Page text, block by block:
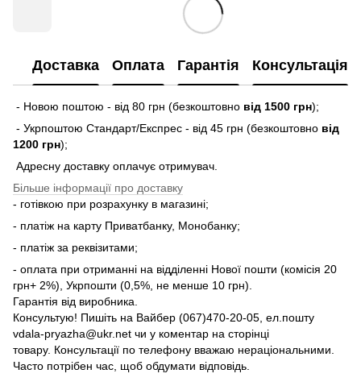
Доставка Оплата Гарантія Консультація
- Новою поштою - від 80 грн (безкоштовно від 1500 грн);
- Укрпоштою Стандарт/Експрес - від 45 грн (безкоштовно від
1200 грн);
Адресну доставку оплачує отримувач.
Більше інформації про доставку
- готівкою при розрахунку в магазині;
- платіж на карту Приватбанку, Монобанку;
- платіж за реквізитами;
- оплата при отриманні на відділенні Нової пошти (комісія 20
грн+ 2%), Укрпошти (0,5%, не менше 10 грн).
Гарантія від виробника.
Консультую! Пишіть на Вайбер (067)470-20-05, ел.пошту
vdala-pryazha@ukr.net чи у коментар на сторінці
товару. Консультації по телефону вважаю нераціональними.
Часто потрібен час, щоб обдумати відповідь.